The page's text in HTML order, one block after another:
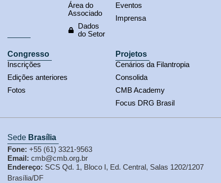
Área do
Associado
Dados
do Setor
Eventos
Imprensa
Congresso
Inscrições
Edições anteriores
Fotos
Projetos
Cenários da Filantropia
Consolida
CMB Academy
Focus DRG Brasil
Sede Brasília
Fone: +55 (61) 3321-9563
Email: cmb@cmb.org.br
Endereço: SCS Qd. 1, Bloco I, Ed. Central, Salas 1202/1207
Brasília/DF